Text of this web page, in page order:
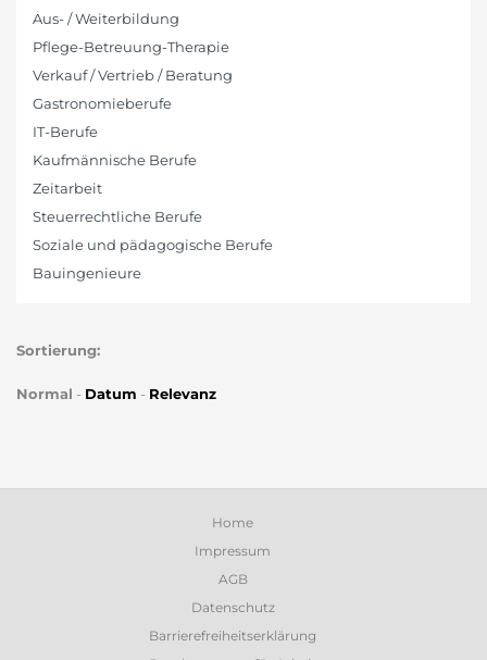
Aus- / Weiterbildung
Pflege-Betreuung-Therapie
Verkauf / Vertrieb / Beratung
Gastronomieberufe
IT-Berufe
Kaufmännische Berufe
Zeitarbeit
Steuerrechtliche Berufe
Soziale und pädagogische Berufe
Bauingenieure
Sortierung:
Normal - Datum - Relevanz
Home
Impressum
AGB
Datenschutz
Barrierefreiheitserklärung